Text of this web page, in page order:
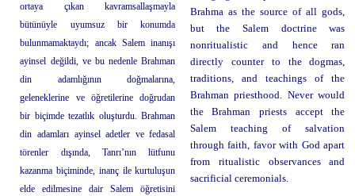
ortaya çıkan kavramsallaşmayla
bütünüyle uyumsuz bir konumda
bulunmamaktaydı; ancak Salem inanışı
ayinsel değildi, ve bu nedenle Brahman
din adamlığının doğmalarına,
geleneklerine ve öğretilerine doğrudan
bir biçimde tezatlık oluşturdu. Brahman
din adamları ayinsel adetler ve fedasal
törenler dışında, Tanrı’nın lütfunu
kazanma biçiminde, inanç ile kurtuluşun
elde edilmesine dair Salem öğretisini
Brahma as the source of all gods,
but the Salem doctrine was
nonritualistic and hence ran
directly counter to the dogmas,
traditions, and teachings of the
Brahman priesthood. Never would
the Brahman priests accept the
Salem teaching of salvation
through faith, favor with God apart
from ritualistic observances and
sacrificial ceremonials.